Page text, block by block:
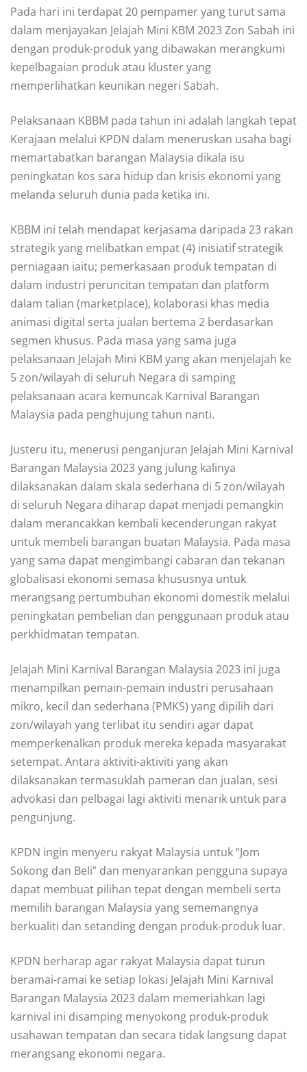
Pada hari ini terdapat 20 pempamer yang turut sama
dalam menjayakan Jelajah Mini KBM 2023 Zon Sabah ini
dengan produk-produk yang dibawakan merangkumi
kepelbagaian produk atau kluster yang
memperlihatkan keunikan negeri Sabah.
Pelaksanaan KBBM pada tahun ini adalah langkah tepat
Kerajaan melalui KPDN dalam meneruskan usaha bagi
memartabatkan barangan Malaysia dikala isu
peningkatan kos sara hidup dan krisis ekonomi yang
melanda seluruh dunia pada ketika ini.
KBBM ini telah mendapat kerjasama daripada 23 rakan
strategik yang melibatkan empat (4) inisiatif strategik
perniagaan iaitu; pemerkasaan produk tempatan di
dalam industri peruncitan tempatan dan platform
dalam talian (marketplace), kolaborasi khas media
animasi digital serta jualan bertema 2 berdasarkan
segmen khusus. Pada masa yang sama juga
pelaksanaan Jelajah Mini KBM yang akan menjelajah ke
5 zon/wilayah di seluruh Negara di samping
pelaksanaan acara kemuncak Karnival Barangan
Malaysia pada penghujung tahun nanti.
Justeru itu, menerusi penganjuran Jelajah Mini Karnival
Barangan Malaysia 2023 yang julung kalinya
dilaksanakan dalam skala sederhana di 5 zon/wilayah
di seluruh Negara diharap dapat menjadi pemangkin
dalam merancakkan kembali kecenderungan rakyat
untuk membeli barangan buatan Malaysia. Pada masa
yang sama dapat mengimbangi cabaran dan tekanan
globalisasi ekonomi semasa khususnya untuk
merangsang pertumbuhan ekonomi domestik melalui
peningkatan pembelian dan penggunaan produk atau
perkhidmatan tempatan.
Jelajah Mini Karnival Barangan Malaysia 2023 ini juga
menampilkan pemain-pemain industri perusahaan
mikro, kecil dan sederhana (PMKS) yang dipilih dari
zon/wilayah yang terlibat itu sendiri agar dapat
memperkenalkan produk mereka kepada masyarakat
setempat. Antara aktiviti-aktiviti yang akan
dilaksanakan termasuklah pameran dan jualan, sesi
advokasi dan pelbagai lagi aktiviti menarik untuk para
pengunjung.
KPDN ingin menyeru rakyat Malaysia untuk “Jom
Sokong dan Beli” dan menyarankan pengguna supaya
dapat membuat pilihan tepat dengan membeli serta
memilih barangan Malaysia yang sememangnya
berkualiti dan setanding dengan produk-produk luar.
KPDN berharap agar rakyat Malaysia dapat turun
beramai-ramai ke setiap lokasi Jelajah Mini Karnival
Barangan Malaysia 2023 dalam memeriahkan lagi
karnival ini disamping menyokong produk-produk
usahawan tempatan dan secara tidak langsung dapat
merangsang ekonomi negara.